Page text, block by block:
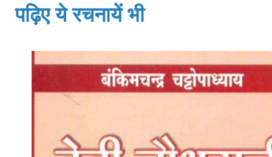
पढ़िए ये रचनायें भी